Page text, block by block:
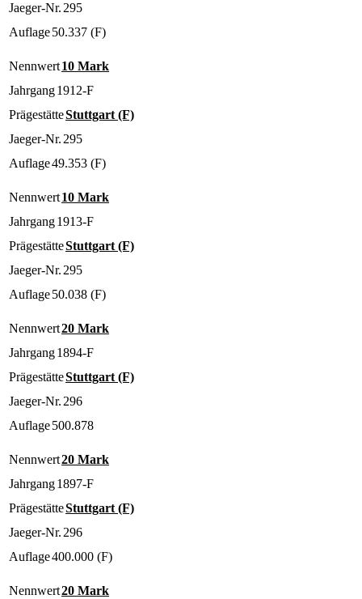
Jaeger-Nr. 295
Auflage50.337 (F)
Nennwert10 Mark
Jahrgang1912-F
PrägestätteStuttgart (F)
Jaeger-Nr. 295
Auflage49.353 (F)
Nennwert10 Mark
Jahrgang1913-F
PrägestätteStuttgart (F)
Jaeger-Nr. 295
Auflage50.038 (F)
Nennwert20 Mark
Jahrgang1894-F
PrägestätteStuttgart (F)
Jaeger-Nr. 296
Auflage500.878
Nennwert20 Mark
Jahrgang1897-F
PrägestätteStuttgart (F)
Jaeger-Nr. 296
Auflage400.000 (F)
Nennwert20 Mark